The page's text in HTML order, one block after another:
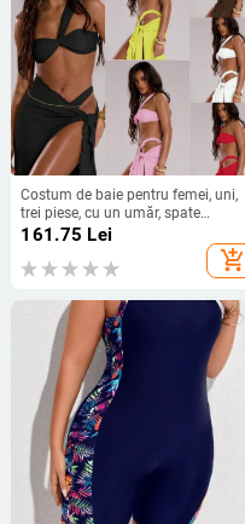
Costum de baie pentru femei, uni,
trei piese, cu un umăr, spate
decupat, poliester
161.75 Lei
add_shopping_cart